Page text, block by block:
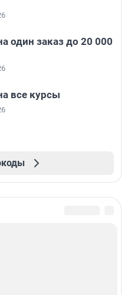
один заказ до 20 000
все курсы